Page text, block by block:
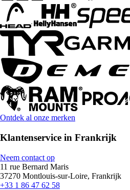
Ontdek al onze merken
Klantenservice in Frankrijk
Neem contact op
11 rue Bernard Maris
37270 Montlouis-sur-Loire, Frankrijk
+33 1 86 47 62 58